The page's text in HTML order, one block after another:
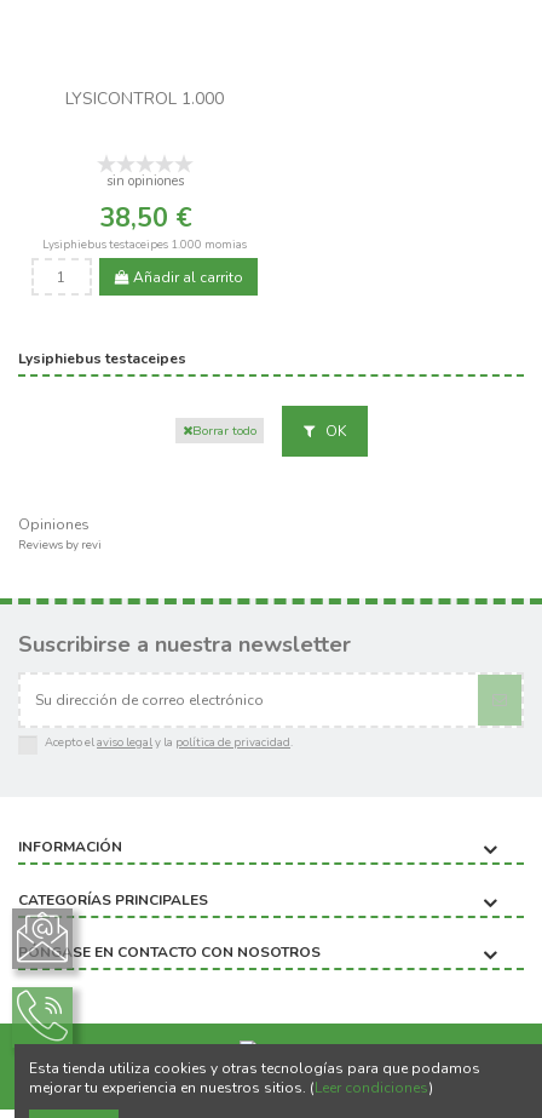
LYSICONTROL 1.000
sin opiniones
38,50 €
Lysiphiebus testaceipes 1.000 momias
Añadir al carrito
Lysiphiebus testaceipes
Borrar todo OK
Opiniones
Reviews by revi
Suscribirse a nuestra newsletter
Acepto elaviso legaly la política de privacidad.
INFORMACIÓN
CATEGORÍAS PRINCIPALES
PÓNGASE EN CONTACTO CON NOSOTROS
Copyright ©2020 BIOBICHO
Esta tienda utiliza cookies y otras tecnologías para que podamos
mejorar tu experiencia en nuestros sitios. (Leer condiciones)